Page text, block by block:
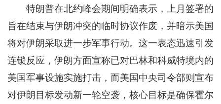
特朗普在北约峰会期间明确表示，上月签署的
旨在结束与伊朗冲突的临时协议作废，并暗示美国
将对伊朗采取进一步军事行动。这一表态迅速引发
连锁反应，伊朗方面宣称已对巴林和科威特境内的
美国军事设施实施打击，而美国中央司令部则宣布
对伊朗目标发动新一轮空袭，核心目标是确保霍尔